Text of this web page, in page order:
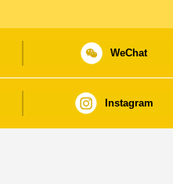
WeChat
Instagram